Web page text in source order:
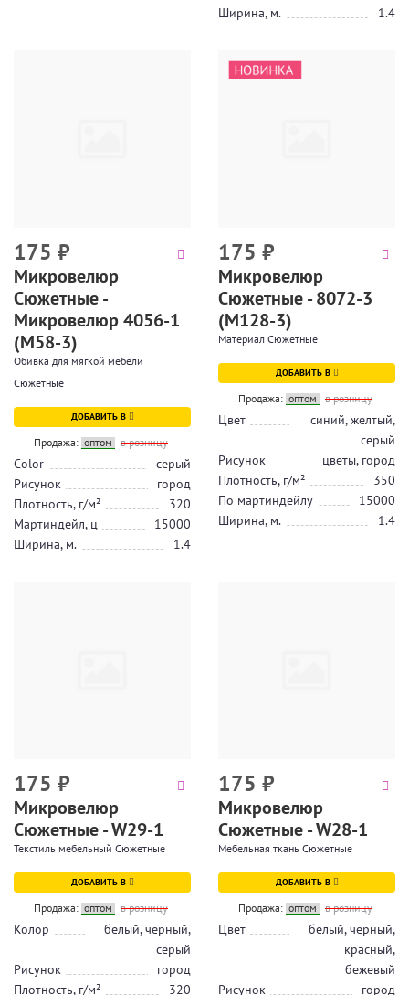
Ширина, м.
1.4
175 ₽
Микровелюр
Сюжетные -
Микровелюр 4056-1
(М58-3)
Обивка для мягкой мебели
Сюжетные
ДОБАВИТЬ В
Продажа: оптом в розницу
Color
серый
Рисунок
город
Плотность, г/м²
320
Мартиндейл, ц
15000
Ширина, м.
1.4
175 ₽
Микровелюр
Сюжетные - 8072-3
(М128-3)
Материал Сюжетные
ДОБАВИТЬ В
Продажа: оптом в розницу
Цвет
синий, желтый,
серый
Рисунок
цветы, город
Плотность, г/м²
350
По мартиндейлу
15000
Ширина, м.
1.4
175 ₽
Микровелюр
Сюжетные - W29-1
Текстиль мебельный Сюжетные
ДОБАВИТЬ В
Продажа: оптом в розницу
Колор
белый, черный,
серый
Рисунок
город
Плотность, г/м²
320
175 ₽
Микровелюр
Сюжетные - W28-1
Мебельная ткань Сюжетные
ДОБАВИТЬ В
Продажа: оптом в розницу
Цвет
белый, черный,
красный,
бежевый
Рисунок
город